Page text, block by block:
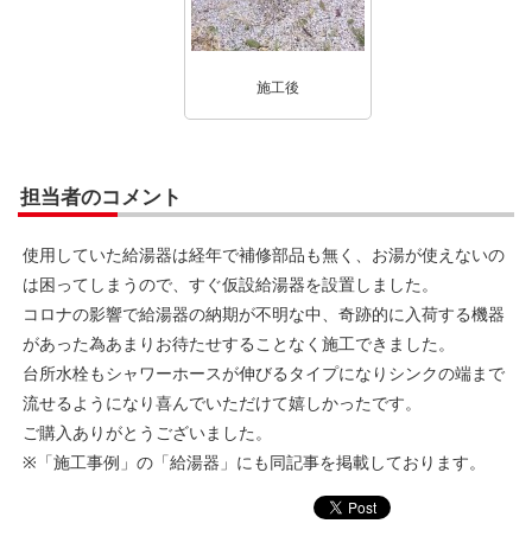
施工後
担当者のコメント
使用していた給湯器は経年で補修部品も無く、お湯が使えないの
は困ってしまうので、すぐ仮設給湯器を設置しました。
コロナの影響で給湯器の納期が不明な中、奇跡的に入荷する機器
があった為あまりお待たせすることなく施工できました。
台所水栓もシャワーホースが伸びるタイプになりシンクの端まで
流せるようになり喜んでいただけて嬉しかったです。
ご購入ありがとうございました。
※「施工事例」の「給湯器」にも同記事を掲載しております。